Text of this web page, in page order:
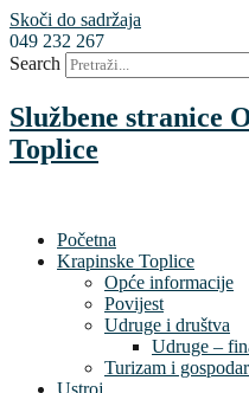
Skoči do sadržaja
049 232 267
Search
Službene stranice
Toplice
Početna
Krapinske Toplice
Opće informacije
Povijest
Udruge i društva
Udruge –
Turizam i
Ustroj